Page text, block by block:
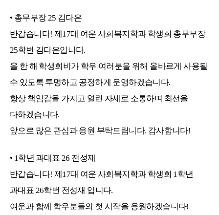
• 총무부장25 김다은
반갑습니다! 제17대 여운 사회복지학과 학생회 총무부장
25학번 김다은입니다.
올 한 해 학생회비가 학우 여러분을 위해 올바르게 사용될
수 있도록 투명하고 공정하게 운영하겠습니다.
항상 책임감을 가지고 열린 자세로 소통하며 최선을
다하겠습니다.
앞으로 많은 관심과 응원 부탁드립니다. 감사합니다!
• 1학년 과대표26 전성재
반갑습니다! 제17대 여운 사회복지학과 학생회 1학년
과대표 26학번 전성재 입니다.
여운과 함께 학우분들의 첫 시작을 응원하겠습니다!